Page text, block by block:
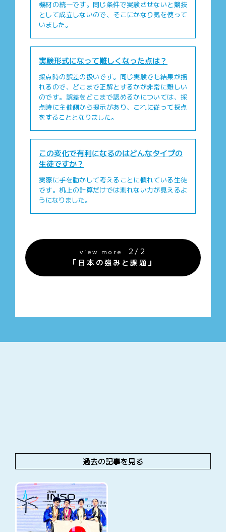
機材の統一です。同じ条件で実験させないと競技
として成立しないので、そこにかなり気を使って
いました。
実験形式になって難しくなった点は？
採点時の誤差の扱いです。同じ実験でも結果が揺
れるので、どこまで正解とするかが非常に難しい
のです。誤差をどこまで認めるかについては、採
点時に主催側から提示があり、これに従って採点
をすることとなりました。
この変化で有利になるのはどんなタイプの
生徒ですか？
実際に手を動かして考えることに慣れている生徒
です。机上の計算だけでは測れない力が見えるよ
うになりました。
view more
2/2
「日本の強みと課題」
過去の記事を見る